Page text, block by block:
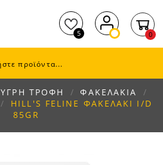
5 0
ΥΓΡΗ ΤΡΟΦΗ
ΦΑΚΕΛΑΚΙΑ
HILL'S FELINE ΦΑΚΕΛΑΚΙ I/D
85GR